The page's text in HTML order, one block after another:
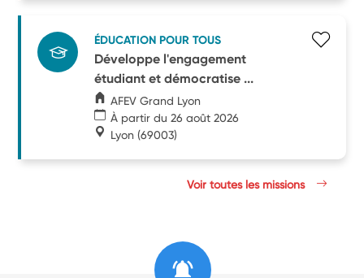
ÉDUCATION POUR TOUS
Développe l'engagement
étudiant et démocratise ...
AFEV Grand Lyon
À partir du 26 août 2026
Lyon (69003)
Voir toutes les missions